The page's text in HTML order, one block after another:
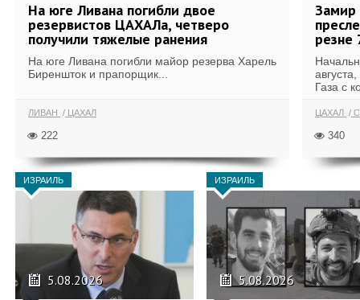
На юге Ливана погибли двое
резервистов ЦАХАЛа, четверо
получили тяжелые ранения
На юге Ливана погибли майор резерва Харель
Биреншток и прапорщик...
ЛИВАН ЦАХАЛ
222
Замир
резне
Газа с
ЦАХАЛ
340
ИЗРАИЛЬ
5.08.2026
ИЗРАИЛЬ
5.08.2026